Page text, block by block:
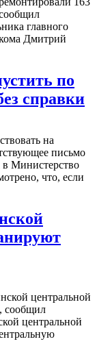
главного
Дмитрий
по
справки
на
письмо
в Министерство
что, если
центральной
сообщил
центральной